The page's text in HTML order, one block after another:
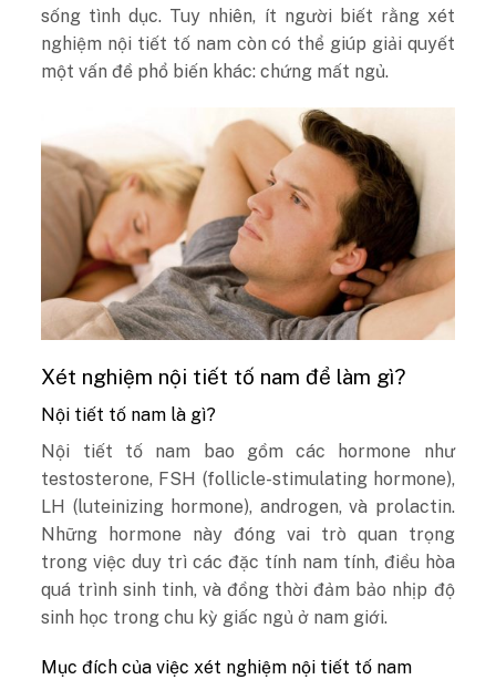
sống tình dục. Tuy nhiên, ít người biết rằng xét
nghiệm nội tiết tố nam còn có thể giúp giải quyết
một vấn đề phổ biến khác: chứng mất ngủ.
Xét nghiệm nội tiết tố nam để làm gì?
Nội tiết tố nam là gì?
Nội tiết tố nam bao gồm các hormone như
testosterone, FSH (follicle-stimulating hormone),
LH (luteinizing hormone), androgen, và prolactin.
Những hormone này đóng vai trò quan trọng
trong việc duy trì các đặc tính nam tính, điều hòa
quá trình sinh tinh, và đồng thời đảm bảo nhịp độ
sinh học trong chu kỳ giấc ngủ ở nam giới.
Mục đích của việc xét nghiệm nội tiết tố nam